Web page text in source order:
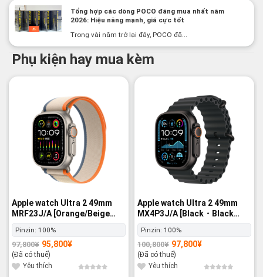
Tổng hợp các dòng POCO đáng mua nhất năm
2026: Hiệu năng mạnh, giá cực tốt
Trong vài năm trở lại đây, POCO đã...
Phụ kiện hay mua kèm
Apple watch Ultra 2 49mm
MRF23J/A [Orange/Beige
Trail Loop M/L] GPS+Cellular
- Nguyên hộp
Pinzin: 100%
97,800¥
Giá
gốc
là:
97,800¥.
95,800¥
Giá
hiện
tại
là:
95,800¥.
(Đã có thuế)
Yêu thích
Apple watch Ultra 2 49mm
MX4P3J/A [Black・Black
Ocean Band] GPS+Cellular -
Nguyên hộp
Pinzin: 100%
100,800¥
Giá
gốc
là:
100,800¥.
97,800¥
Giá
hiện
tại
là:
97,800¥.
(Đã có thuế)
Yêu thích